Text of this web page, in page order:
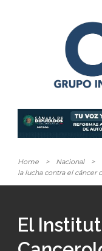
Home > Nacional >
la lucha contra el cáncer
El